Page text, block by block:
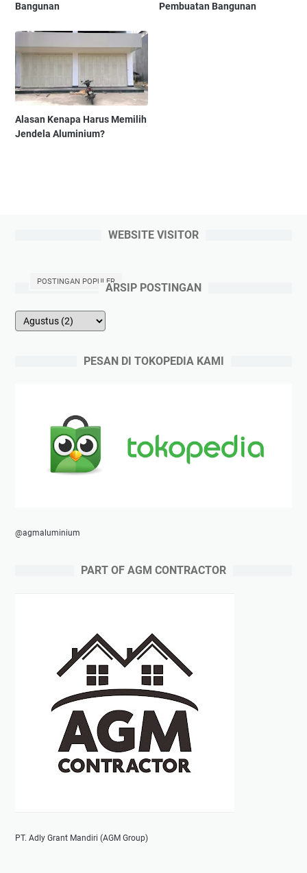
Bangunan
Pembuatan Bangunan
Alasan Kenapa Harus Memilih
Jendela Aluminium?
WEBSITE VISITOR
POSTINGAN POPULERARSIP POSTINGAN
PESAN DI TOKOPEDIA KAMI
@agmaluminium
PART OF AGM CONTRACTOR
PT. Adly Grant Mandiri (AGM Group)